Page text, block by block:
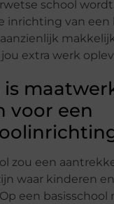
school
inrichting van een
extra werk
voor een
zou een
waar kinderen
een